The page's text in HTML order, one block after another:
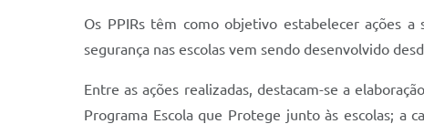
Os PPIRs têm como objetivo estabelecer ações
segurança nas escolas vem sendo desenvolvido
Entre as ações realizadas, destacam-se a
Programa Escola que Protege junto às escolas; a